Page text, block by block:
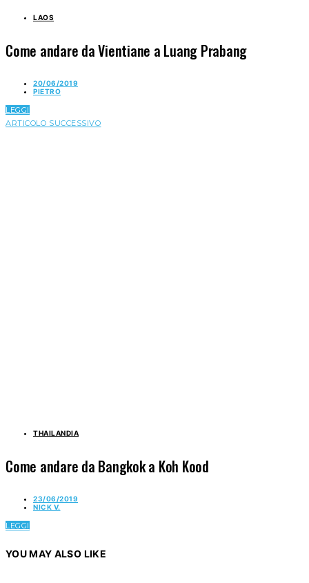
LAOS
Come andare da Vientiane a Luang Prabang
20/06/2019
PIETRO
LEGGI
ARTICOLO SUCCESSIVO
THAILANDIA
Come andare da Bangkok a Koh Kood
23/06/2019
NICK V.
LEGGI
YOU MAY ALSO LIKE